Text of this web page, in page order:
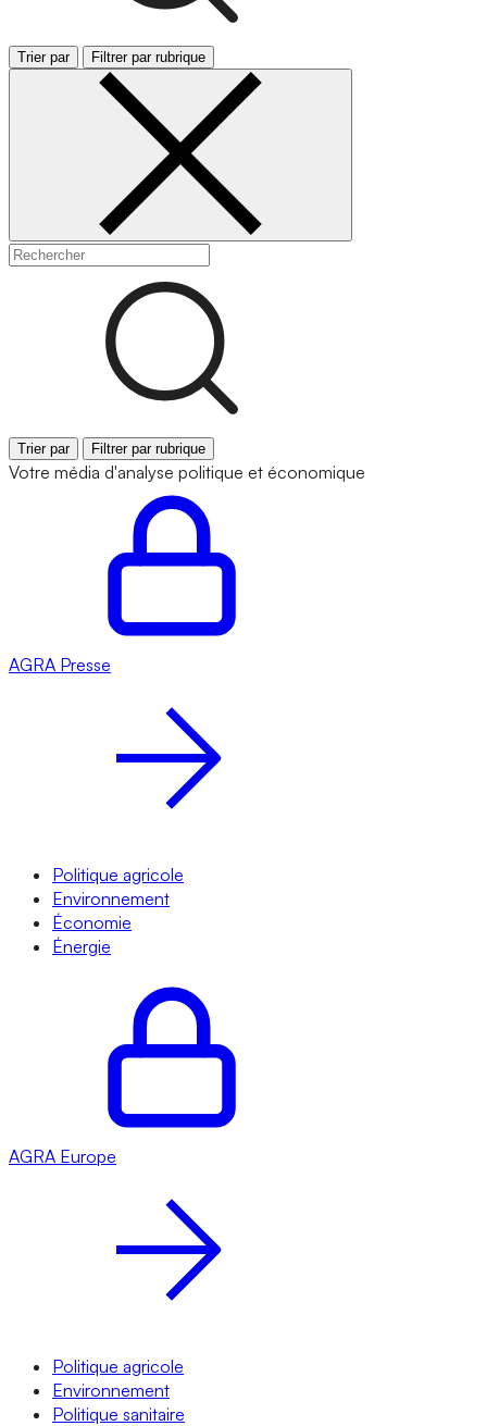
Trier par Filtrer par rubrique
Trier par Filtrer par rubrique
Votre média d'analyse politique et économique
AGRA Presse
Politique agricole
Environnement
Économie
Énergie
AGRA Europe
Politique agricole
Environnement
Politique sanitaire